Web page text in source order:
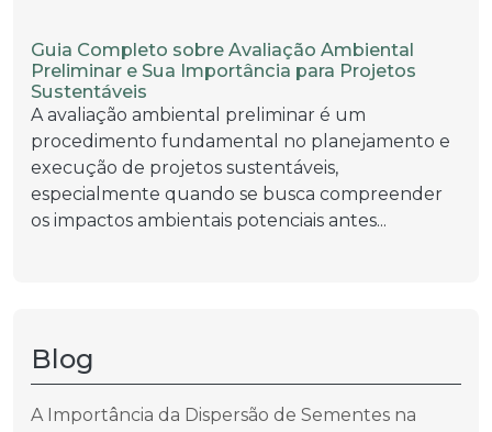
Guia Completo sobre Avaliação Ambiental
Preliminar e Sua Importância para Projetos
Sustentáveis
A avaliação ambiental preliminar é um
procedimento fundamental no planejamento e
execução de projetos sustentáveis,
especialmente quando se busca compreender
os impactos ambientais potenciais antes...
Blog
A Importância da Dispersão de Sementes na